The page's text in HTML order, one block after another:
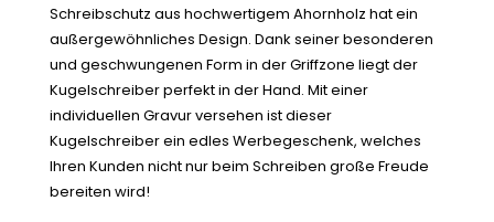
Schreibschutz aus hochwertigem Ahornholz hat ein
außergewöhnliches Design. Dank seiner besonderen
und geschwungenen Form in der Griffzone liegt der
Kugelschreiber perfekt in der Hand. Mit einer
individuellen Gravur versehen ist dieser
Kugelschreiber ein edles Werbegeschenk, welches
Ihren Kunden nicht nur beim Schreiben große Freude
bereiten wird!